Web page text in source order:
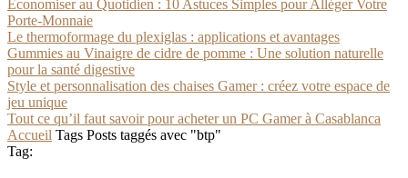
Économiser au Quotidien : 10 Astuces Simples pour Alléger Votre
Porte-Monnaie
Le thermoformage du plexiglas : applications et avantages
Gummies au Vinaigre de cidre de pomme : Une solution naturelle
pour la santé digestive
Style et personnalisation des chaises Gamer : créez votre espace de
jeu unique
Tout ce qu’il faut savoir pour acheter un PC Gamer à Casablanca
Accueil Tags Posts taggés avec "btp"
Tag: